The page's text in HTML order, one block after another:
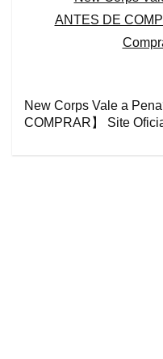
New Corps Vale a
COMPRAR】 Site